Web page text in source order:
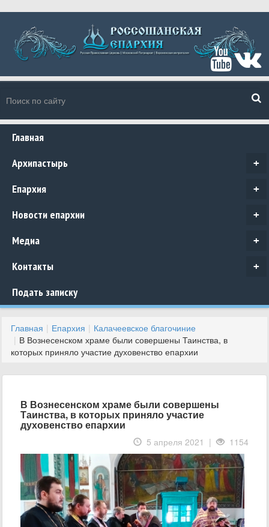
Главная
+
Архипастырь
+
Епархия
+
Новости епархии
+
Медиа
+
Контакты
Подать записку
Главная Епархия
Калачеевское благочиние
В Вознесенском храме были совершены Таинства, в
которых приняло участие духовенство епархии
В Вознесенском храме были совершены
Таинства, в которых приняло участие
духовенство епархии
5 апреля 2021 | 1154